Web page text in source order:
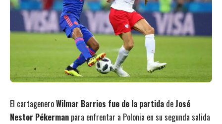
El cartageneroWilmar Barrios fue de la partida deJosé
Nestor Pékerman para enfrentar a Polonia en su segunda salida